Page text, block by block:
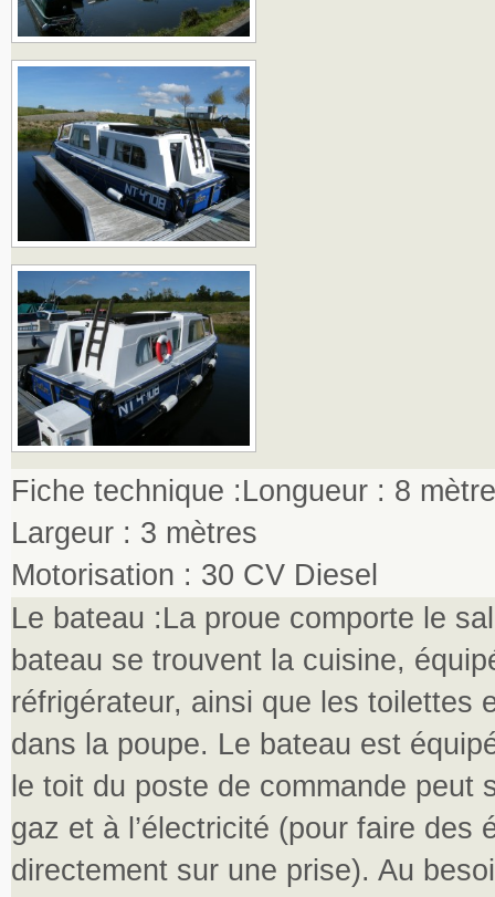
Fiche technique :Longueur : 8
Largeur : 3 mètres
Motorisation : 30 CV Diesel
Le bateau :La proue comporte le
bateau se trouvent la cuisine,
réfrigérateur, ainsi que les toilettes
dans la poupe. Le bateau est
le toit du poste de commande peut
gaz et à l’électricité (pour faire
directement sur une prise). Au